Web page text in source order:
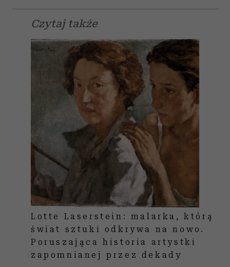
Czytaj także
Lotte Laserstein: malarka, którą
świat sztuki odkrywa na nowo.
Poruszająca historia artystki
zapomnianej przez dekady